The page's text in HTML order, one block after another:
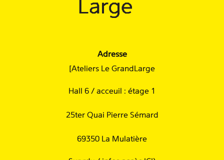
Adresse
[Ateliers Le GrandLarge
Hall 6 / acceuil : étage 1
25ter Quai Pierre Sémard
69350 La Mulatière